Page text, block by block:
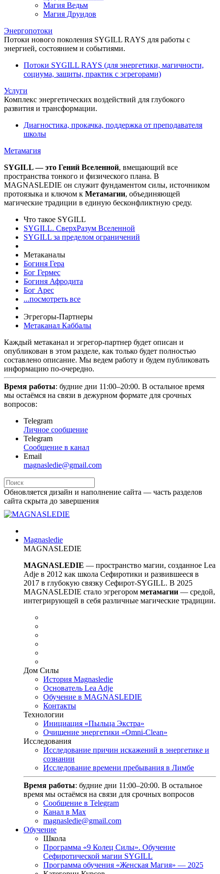
Магия Ведьм
Магия Друидов
Энергопотоки
Потоки нового поколения SYGILL RAYS для работы с
энергией, состоянием и событиями.
Потоки SYGILL RAYS (для энергетики, магичности,
социума, защиты, практик с эгрегорами)
Услуги
Комплекс энергетических воздействий для глубокого
развития и трансформации.
Диагностика, прокачка, поддержка от преподавателя
школы
Метамагия
SYGILL — это Гений Вселенной, вмещающий все
пространства тонкого и физического плана. В
MAGNASLEDIE он служит фундаментом силы, источником
протоязыка и ключом к Метамагии, объединяющей
магические традиции в единую бесконфликтную среду.
Что такое SYGILL
SYGILL. СверхРазум Вселенной
SYGILL за пределом ограничений
Метаканалы
Богиня Гера
Бог Гермес
Богиня Афродита
Бог Арес
...посмотреть все
Эгрегоры-Партнеры
Метаканал Каббалы
Каждый метаканал и эгрегор-партнер будет описан и
опубликован в этом разделе, как только будет полностью
составлено описание. Мы ведем работу и будем публиковать
информацию по-очередно.
Время работы: будние дни 11:00–20:00. В остальное время
мы остаёмся на связи в дежурном формате для срочных
вопросов:
Telegram
Личное сообщение
Telegram
Сообщение в канал
Email
magnasledie@gmail.com
Обновляется дизайн и наполнение сайта — часть разделов
сайта скрыта до завершения
Magnasledie
MAGNASLEDIE
MAGNASLEDIE — пространство магии, созданное Lea
Adje в 2012 как школа Сефиротики и развившееся в
2017 в глубокую связку Сефирот-SYGILL. В 2025
MAGNASLEDIE стало эгрегором метамагии — средой,
интегрирующей в себя различные магические традиции.
Дом Силы
История Magnasledie
Основатель Lea Adje
Обучение в MAGNASLEDIE
Контакты
Технологии
Инициация «Пыльца Экстра»
Очищение энергетики «Omni-Clean»
Исследования
Исследование причин искажений в энергетике и
сознании
Исследование времени пребывания в Лимбе
Время работы: будние дни 11:00–20:00. В остальное
время мы остаёмся на связи для срочных вопросов
Сообщение в Telegram
Канал в Max
magnasledie@gmail.com
Обучение
Школа
Программа «9 Колец Силы». Обучение
Сефиротической магии SYGILL
Программа обучения «Женская Магия» — 2025